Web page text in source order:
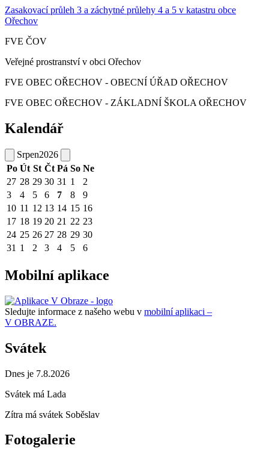
Zasakovací průleh 3 a záchytné průlehy 4 a 5 v katastru obce
Ořechov
FVE ČOV
Veřejné prostranství v obci Ořechov
FVE OBEC OŘECHOV - OBECNÍ ÚŘAD OŘECHOV
FVE OBEC OŘECHOV - ZÁKLADNÍ ŠKOLA OŘECHOV
Kalendář
Srpen2026
Po Út St Čt Pá So Ne
27 28 29 30 31 1
2
3
4 5 6 7 8
9
10 11 12 13 14 15 16
17 18 19 20 21 22 23
24 25 26 27 28 29 30
31 1 2 3 4 5 6
Mobilní aplikace
Sledujte informace z našeho webu v mobilní aplikaci –
V OBRAZE.
Svátek
Dnes je 7.8.2026
Svátek má Lada
Zítra má svátek Soběslav
Fotogalerie